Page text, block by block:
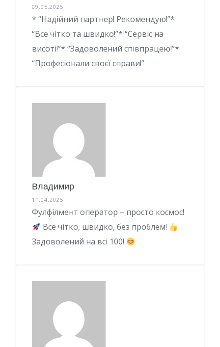
09.05.2025
* “Надійний партнер! Рекомендую!”*
“Все чітко та швидко!”* “Сервіс на
висоті!”* “Задоволений співпрацею!”*
“Професіонали своєї справи!”
Владимир
11.04.2025
Фулфілмент оператор – просто космос!
Все чітко, швидко, без проблем!
Задоволений на всі 100!